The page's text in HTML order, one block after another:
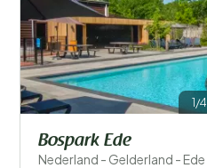
1/4
Bospark Ede
Nederland - Gelderland - Ede